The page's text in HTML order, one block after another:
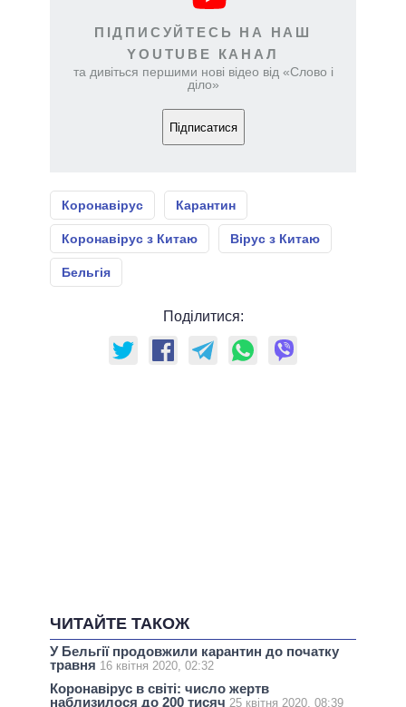
ПІДПИСУЙТЕСЬ НА НАШ
YOUTUBE КАНАЛ
та дивіться першими нові відео від «Слово і
діло»
Підписатися
Коронавірус Карантин
Коронавірус з Китаю Вірус з Китаю
Бельгія
Поділитися:
ЧИТАЙТЕ ТАКОЖ
У Бельгії продовжили карантин до початку
травня 16 квітня 2020, 02:32
Коронавірус в світі: число жертв
наблизилося до 200 тисяч 25 квітня 2020, 08:39